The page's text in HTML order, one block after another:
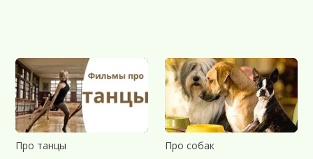
Про танцы Про собак